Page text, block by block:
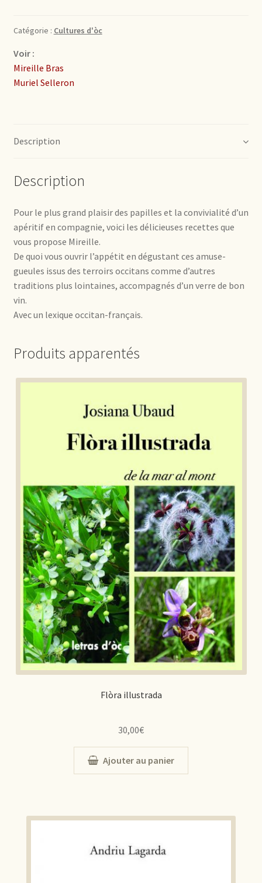
Catégorie : Cultures d'òc
Voir :
Mireille Bras
Muriel Selleron
Description
Description
Pour le plus grand plaisir des papilles et la convivialité d’un
apéritif en compagnie, voici les délicieuses recettes que
vous propose Mireille.
De quoi vous ouvrir l’appétit en dégustant ces amuse-
gueules issus des terroirs occitans comme d’autres
traditions plus lointaines, accompagnés d’un verre de bon
vin.
Avec un lexique occitan-français.
Produits apparentés
Flòra illustrada
30,00€
Ajouter au panier